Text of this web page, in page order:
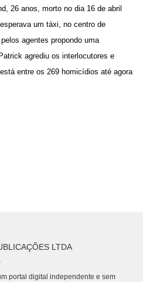
26 anos, morto no dia 16 de abril
um táxi, no centro de
agentes propondo uma
agrediu os interlocutores e
entre os 269 homicídios até agora
LTDA
portal digital independente e sem